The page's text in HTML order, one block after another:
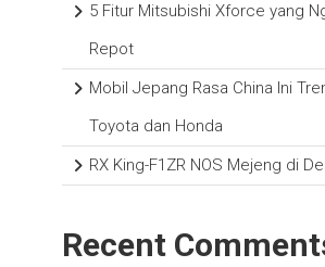
5 Fitur Mitsubishi Xforce yang
Repot
Mobil Jepang Rasa China Ini
Toyota dan Honda
RX King-F1ZR NOS Mejeng di
Recent